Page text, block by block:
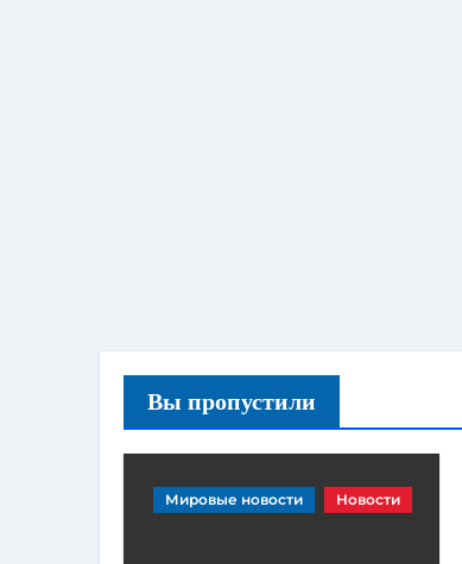
Вы пропустили
Мировые новости Новости